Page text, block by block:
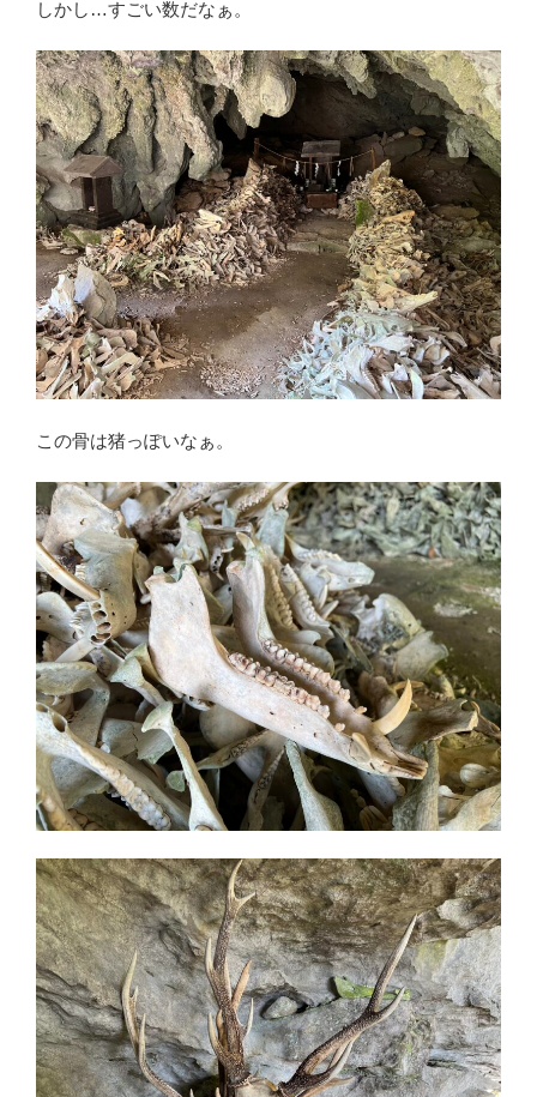
しかし…すごい数だなぁ。
この骨は猪っぽいなぁ。